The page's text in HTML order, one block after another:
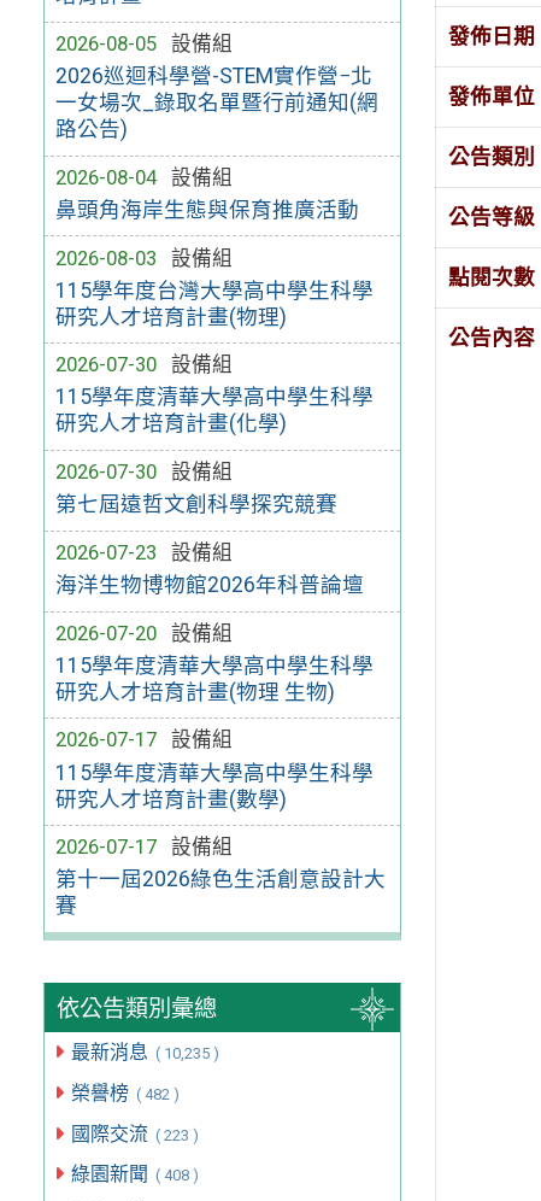
2026-08-05
設備組
2026巡迴科學營-STEM實作營−北
一女場次_錄取名單暨行前通知(網
路公告)
2026-08-04
設備組
鼻頭角海岸生態與保育推廣活動
2026-08-03
設備組
115學年度台灣大學高中學生科學
研究人才培育計畫(物理)
2026-07-30
設備組
115學年度清華大學高中學生科學
研究人才培育計畫(化學)
2026-07-30
設備組
第七屆遠哲文創科學探究競賽
2026-07-23
設備組
海洋生物博物館2026年科普論壇
2026-07-20
設備組
115學年度清華大學高中學生科學
研究人才培育計畫(物理 生物)
2026-07-17
設備組
115學年度清華大學高中學生科學
研究人才培育計畫(數學)
2026-07-17
設備組
第十一屆2026綠色生活創意設計大
賽
依公告類別彙總
最新消息 ( 10,235 )
榮譽榜 ( 482 )
國際交流 ( 223 )
綠園新聞 ( 408 )
發佈日期
發佈單位
公告類別
公告等級
點閱次數
公告內容